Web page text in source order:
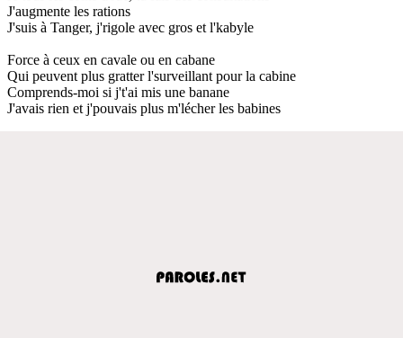
J'augmente les rations
J'suis à Tanger, j'rigole avec gros et l'kabyle
Force à ceux en cavale ou en cabane
Qui peuvent plus gratter l'surveillant pour la cabine
Comprends-moi si j't'ai mis une banane
J'avais rien et j'pouvais plus m'lécher les babines